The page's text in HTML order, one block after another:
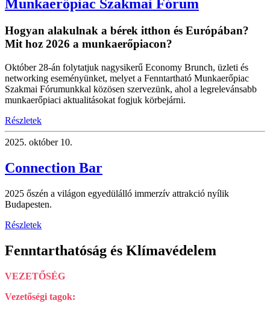
Munkaerőpiac Szakmai Fórum
Hogyan alakulnak a bérek itthon és Európában?
Mit hoz 2026 a munkaerőpiacon?
Október 28-án folytatjuk nagysikerű Economy Brunch, üzleti és
networking eseményünket, melyet a Fenntartható Munkaerőpiac
Szakmai Fórumunkkal közösen szervezünk, ahol a legrelevánsabb
munkaerőpiaci aktualitásokat fogjuk körbejárni.
Részletek
2025. október 10.
Connection Bar
2025 őszén a világon egyedülálló immerzív attrakció nyílik
Budapesten.
Részletek
Fenntarthatóság és Klímavédelem
VEZETŐSÉG
Vezetőségi tagok: